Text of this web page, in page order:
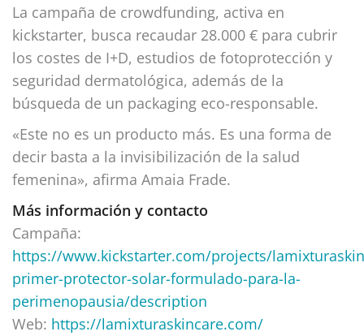
La campaña de crowdfunding, activa en
kickstarter, busca recaudar 28.000 € para cubrir
los costes de I+D, estudios de fotoprotección y
seguridad dermatológica, además de la
búsqueda de un packaging eco-responsable.
«Este no es un producto más. Es una forma de
decir basta a la invisibilización de la salud
femenina», afirma Amaia Frade.
Más información y contacto
Campaña:
https://www.kickstarter.com/projects/
primer-protector-solar-formulado-para-la-
perimenopausia/description
Web: https://lamixturaskincare.com/